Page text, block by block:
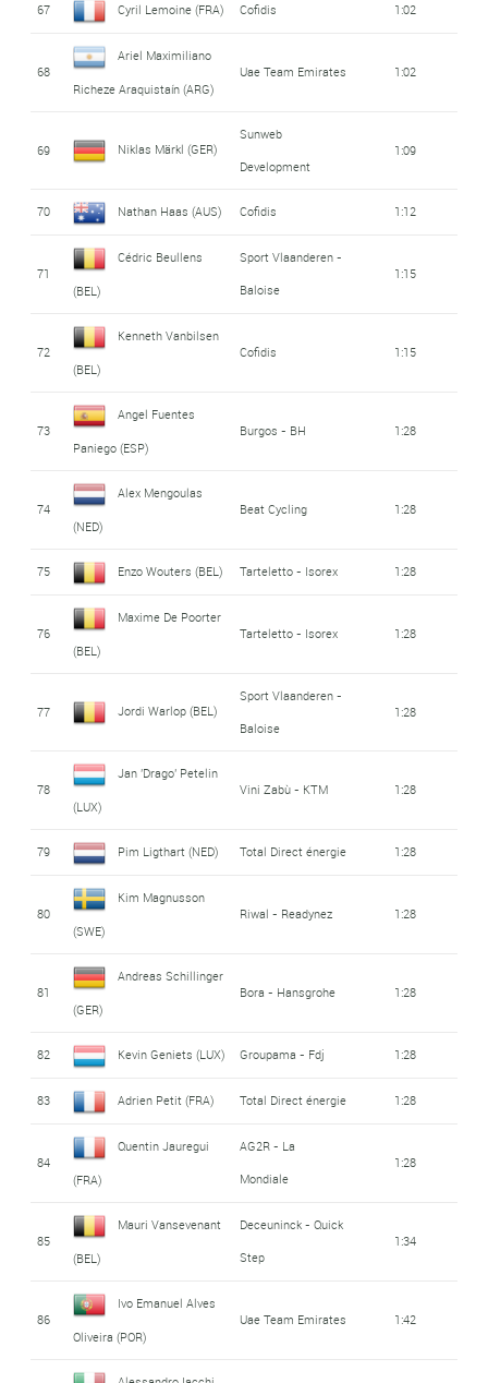
67 Cyril Lemoine (FRA) Cofidis 1:02
68
Ariel Maximiliano
Richeze Araquistaín (ARG)
Uae Team Emirates 1:02
69 Niklas Märkl (GER)
Sunweb
Development
1:09
70 Nathan Haas (AUS) Cofidis 1:12
71
Cédric Beullens
(BEL)
Sport Vlaanderen -
Baloise
1:15
72
Kenneth Vanbilsen
(BEL)
Cofidis 1:15
73
Angel Fuentes
Paniego (ESP)
Burgos - BH 1:28
74
Alex Mengoulas
(NED)
Beat Cycling 1:28
75 Enzo Wouters (BEL) Tarteletto - Isorex 1:28
76
Maxime De Poorter
(BEL)
Tarteletto - Isorex 1:28
77 Jordi Warlop (BEL)
Sport Vlaanderen -
Baloise
1:28
78
Jan 'Drago' Petelin
(LUX)
Vini Zabù - KTM 1:28
79 Pim Ligthart (NED) Total Direct énergie 1:28
80
Kim Magnusson
(SWE)
Riwal - Readynez 1:28
81
Andreas Schillinger
(GER)
Bora - Hansgrohe 1:28
82 Kevin Geniets (LUX) Groupama - Fdj 1:28
83 Adrien Petit (FRA) Total Direct énergie 1:28
84
Quentin Jauregui
(FRA)
AG2R - La
Mondiale
1:28
85
Mauri Vansevenant
(BEL)
Deceuninck - Quick
Step
1:34
86
Ivo Emanuel Alves
Oliveira (POR)
Uae Team Emirates 1:42